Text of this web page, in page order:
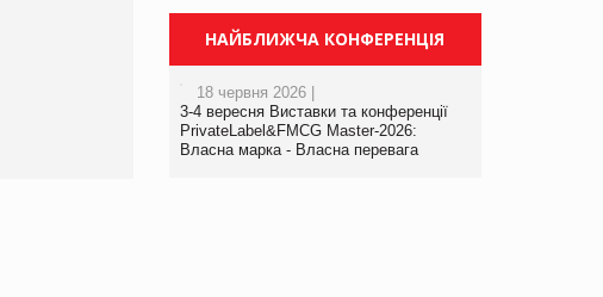
Брагина Людмила
Просування компанії на
www.trademaster.ua.
правила. Особливості.
НАЙБЛИЖЧА КОНФЕРЕНЦІЯ
18 червня 2026 |
3-4 вересня Виставки та конференції
PrivateLabel&FMCG Master-2026:
Власна марка - Власна перевага